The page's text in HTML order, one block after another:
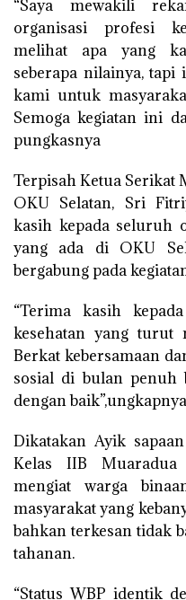
“Saya mewakili
organisasi profesi
melihat apa yang
seberapa nilainya,
kami untuk
Semoga kegiatan ini
pungkasnya
Terpisah Ketua Serikat
OKU Selatan, Sri
kasih kepada seluruh
yang ada di OKU
bergabung pada
“Terima kasih
kesehatan yang turut
Berkat kebersamaan
sosial di bulan penuh
dengan baik”,ungkapnya
Dikatakan Ayik
Kelas IIB Muaradua
mengiat warga
masyarakat yang
bahkan terkesan tidak
tahanan.
“Status WBP identik